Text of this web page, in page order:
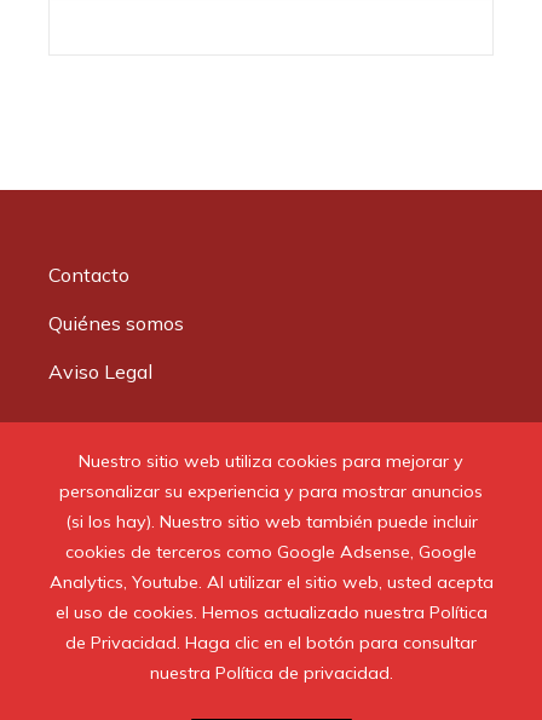
Nuestro sitio web utiliza cookies para mejorar y
personalizar su experiencia y para mostrar anuncios
(si los hay). Nuestro sitio web también puede incluir
cookies de terceros como Google Adsense, Google
Analytics, Youtube. Al utilizar el sitio web, usted acepta
el uso de cookies. Hemos actualizado nuestra Política
de Privacidad. Haga clic en el botón para consultar
nuestra Política de privacidad.
Contacto
Quiénes somos
Aviso Legal
© 2020 Todos los derechos reservados.